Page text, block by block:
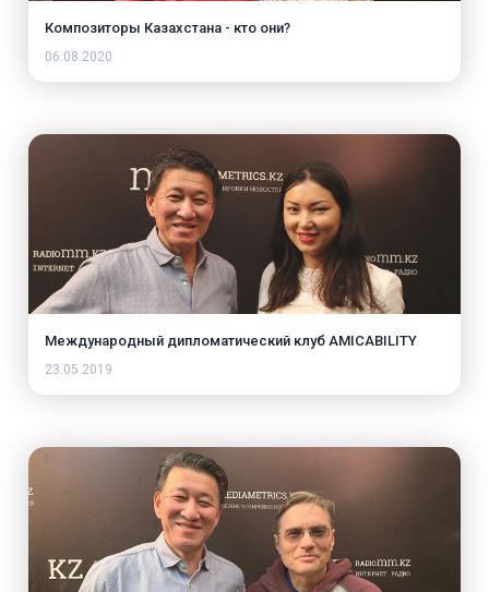
Композиторы Казахстана - кто они?
06.08.2020
Международный дипломатический клуб AMICABILITY
23.05.2019